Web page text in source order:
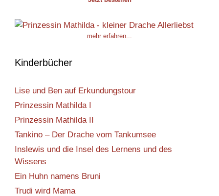
mehr erfahren...
Kinderbücher
Lise und Ben auf Erkundungstour
Prinzessin Mathilda I
Prinzessin Mathilda II
Tankino – Der Drache vom Tankumsee
Inslewis und die Insel des Lernens und des
Wissens
Ein Huhn namens Bruni
Trudi wird Mama